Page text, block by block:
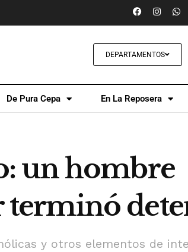
DEPARTAMENTOS
De Pura Cepa En La Reposera
un hombre
terminó
y otros elementos de